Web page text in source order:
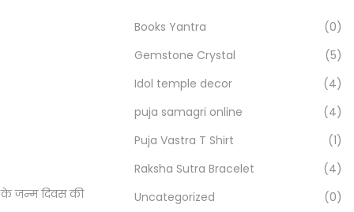
जन्म दिवस की
h
r
:
>
Books Yantra
(0)
Gemstone Crystal
(5)
Idol temple decor
(4)
puja samagri online
(4)
Puja Vastra T Shirt
(1)
Raksha Sutra Bracelet
(4)
Uncategorized
(0)